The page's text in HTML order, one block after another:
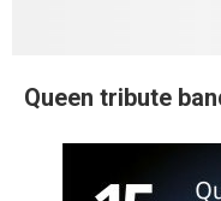
Queen tribute